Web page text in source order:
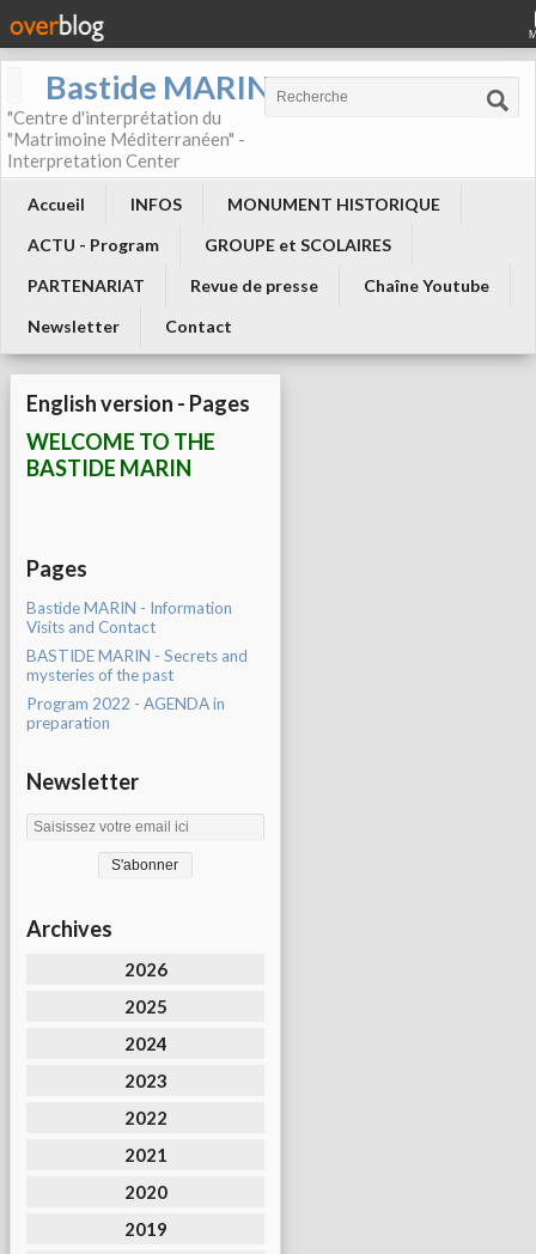
Bastide MARIN
"Centre d'interprétation du
"Matrimoine Méditerranéen" -
Interpretation Center
Accueil INFOS
MONUMENT HISTORIQUE
ACTU - Program
GROUPE et SCOLAIRES
PARTENARIAT
Revue de presse
Chaîne Youtube
Newsletter
Contact
English version - Pages
WELCOME TO THE
BASTIDE MARIN
Pages
Bastide MARIN - Information
Visits and Contact
BASTIDE MARIN - Secrets and
mysteries of the past
Program 2022 - AGENDA in
preparation
Newsletter
Archives
2026
2025
2024
2023
2022
2021
2020
2019